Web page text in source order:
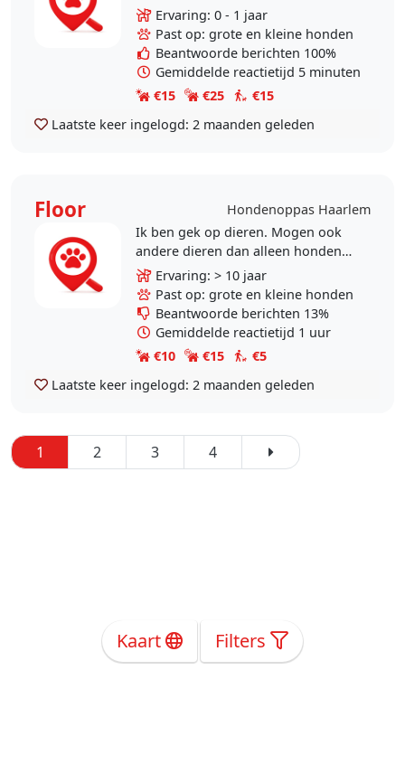
Ervaring: 0 - 1 jaar
Past op: grote en kleine honden
Beantwoorde berichten 100%
Gemiddelde reactietijd 5 minuten
€15
€25
€15
Laatste keer ingelogd: 2 maanden geleden
Floor
Hondenoppas Haarlem
Ik ben gek op dieren. Mogen ook
andere dieren dan alleen honden
zijn.Ervaring: > 10 jaar
Past op: grote en kleine honden
Beantwoorde berichten 13%
Gemiddelde reactietijd 1 uur
€10
€15
€5
Laatste keer ingelogd: 2 maanden geleden
1 2 3 4
Kaart Filters